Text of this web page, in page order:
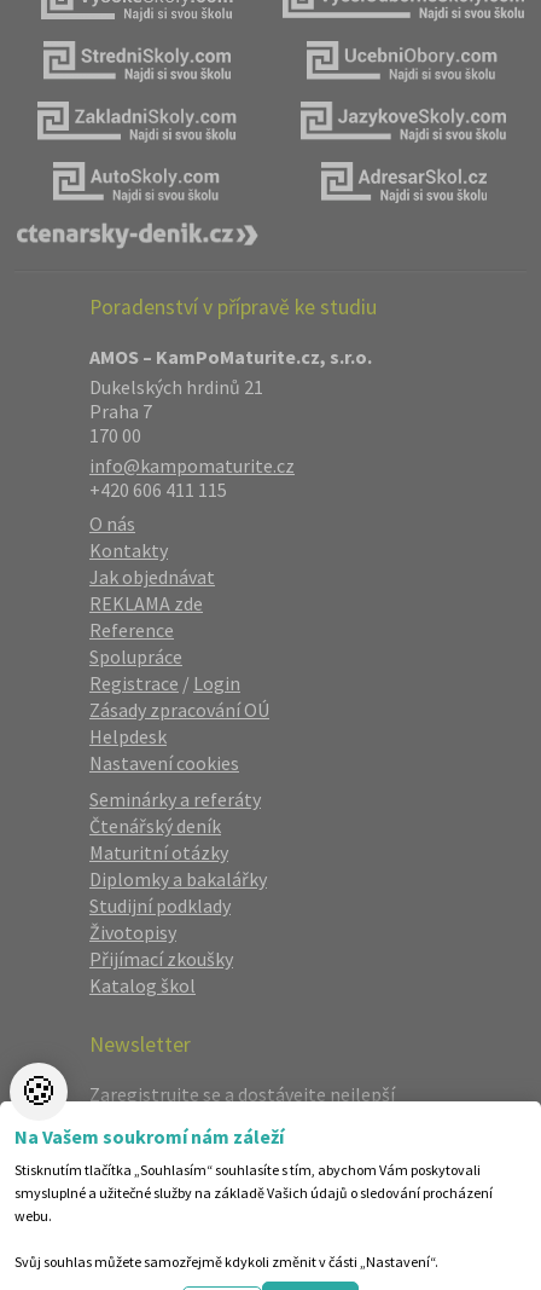
Poradenství v přípravě ke studiu
AMOS – KamPoMaturite.cz, s.r.o.
Dukelských hrdinů 21
Praha 7
170 00
info@kampomaturite.cz
+420 606 411 115
O nás
Kontakty
Jak objednávat
REKLAMA zde
Reference
Spolupráce
Registrace / Login
Zásady zpracování OÚ
Helpdesk
Nastavení cookies
Seminárky a referáty
Čtenářský deník
Maturitní otázky
Diplomky a bakalářky
Studijní podklady
Životopisy
Přijímací zkoušky
Katalog škol
Newsletter
Zaregistrujte se a dostávejte nejlepší
🍪
Na Vašem soukromí nám záleží
Stisknutím tlačítka „Souhlasím“ souhlasíte s tím, abychom Vám poskytovali
smysluplné a užitečné služby na základě Vašich údajů o sledování procházení
webu.
Svůj souhlas můžete samozřejmě kdykoli změnit v části „Nastavení“.